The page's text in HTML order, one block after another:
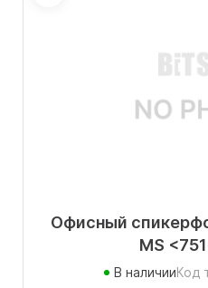
Офисный
MS
В наличииКод